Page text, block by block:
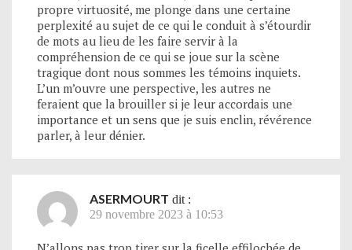
propre virtuosité, me plonge dans une certaine
perplexité au sujet de ce qui le conduit à s’étourdir
de mots au lieu de les faire servir à la
compréhension de ce qui se joue sur la scène
tragique dont nous sommes les témoins inquiets.
L’un m’ouvre une perspective, les autres ne
feraient que la brouiller si je leur accordais une
importance et un sens que je suis enclin, révérence
parler, à leur dénier.
ASERMOURT dit :
29 novembre 2023 à 10:53